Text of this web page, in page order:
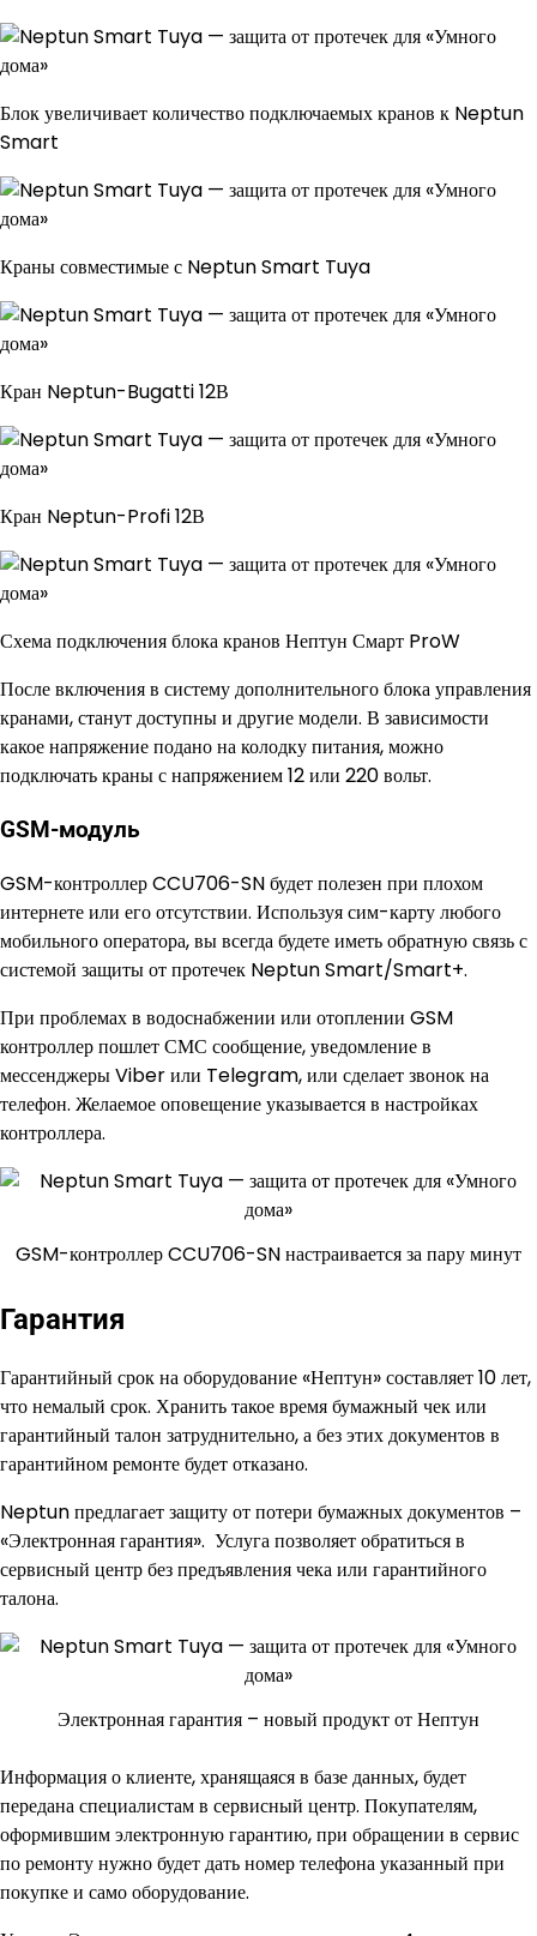
Блок увеличивает количество подключаемых кранов к Neptun
Smart
Краны совместимые с Neptun Smart Tuya
Кран Neptun-Bugatti 12В
Кран Neptun-Profi 12В
Схема подключения блока кранов Нептун Смарт ProW
После включения в систему дополнительного блока управления
кранами, станут доступны и другие модели. В зависимости
какое напряжение подано на колодку питания, можно
подключать краны с напряжением 12 или 220 вольт.
GSM-модуль
GSM-контроллер CCU706-SN будет полезен при плохом
интернете или его отсутствии. Используя сим-карту любого
мобильного оператора, вы всегда будете иметь обратную связь с
системой защиты от протечек Neptun Smart/Smart+.
При проблемах в водоснабжении или отоплении GSM
контроллер пошлет СМС сообщение, уведомление в
мессенджеры Viber или Telegram, или сделает звонок на
телефон. Желаемое оповещение указывается в настройках
контроллера.
GSM-контроллер CCU706-SN настраивается за пару минут
Гарантия
Гарантийный срок на оборудование «Нептун» составляет 10 лет,
что немалый срок. Хранить такое время бумажный чек или
гарантийный талон затруднительно, а без этих документов в
гарантийном ремонте будет отказано.
Neptun предлагает защиту от потери бумажных документов –
«Электронная гарантия». Услуга позволяет обратиться в
сервисный центр без предъявления чека или гарантийного
талона.
Электронная гарантия – новый продукт от Нептун
Информация о клиенте, хранящаяся в базе данных, будет
передана специалистам в сервисный центр. Покупателям,
оформившим электронную гарантию, при обращении в сервис
по ремонту нужно будет дать номер телефона указанный при
покупке и само оборудование.